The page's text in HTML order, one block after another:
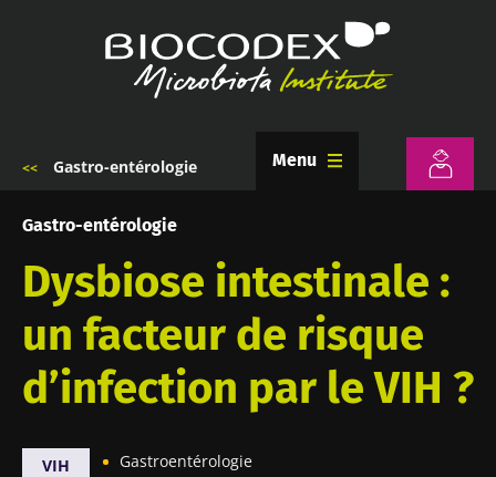
Gastro-entérologie Menu
Gastro-entérologie
Dysbiose intestinale :
un facteur de risque
d’infection par le VIH ?
VIH Gastroentérologie